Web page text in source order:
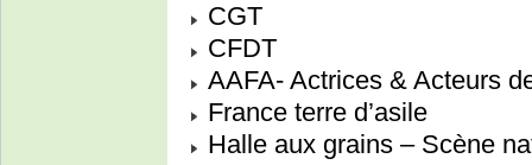
CGT
CFDT
AAFA- Actrices & Acteurs
France terre d’asile
Halle aux grains – Scène